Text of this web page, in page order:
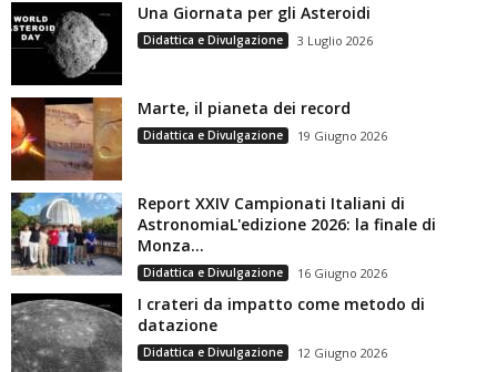
Una Giornata per gli Asteroidi
Didattica e Divulgazione 3 Luglio 2026
Marte, il pianeta dei record
Didattica e Divulgazione 19 Giugno 2026
Report XXIV Campionati Italiani di
AstronomiaL'edizione 2026: la finale di
Monza...
Didattica e Divulgazione 16 Giugno 2026
I crateri da impatto come metodo di
datazione
Didattica e Divulgazione 12 Giugno 2026